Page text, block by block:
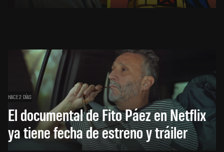
HACE 2 DÍAS
El documental de Fito Páez en Netflix
ya tiene fecha de estreno y tráiler